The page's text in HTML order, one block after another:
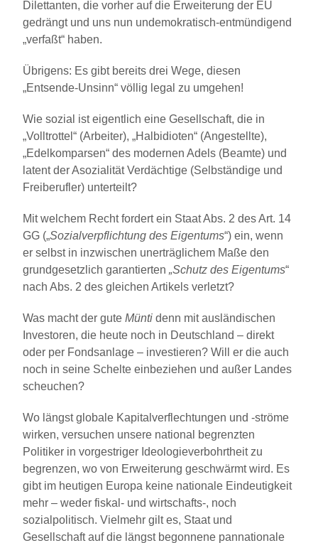
Dilettanten, die vorher auf die Erweiterung der EU
gedrängt und uns nun undemokratisch-entmündigend
„verfaßt“ haben.
Übrigens: Es gibt bereits drei Wege, diesen
„Entsende-Unsinn“ völlig legal zu umgehen!
Wie sozial ist eigentlich eine Gesellschaft, die in
„Volltrottel“ (Arbeiter), „Halbidioten“ (Angestellte),
„Edelkomparsen“ des modernen Adels (Beamte) und
latent der Asozialität Verdächtige (Selbständige und
Freiberufler) unterteilt?
Mit welchem Recht fordert ein Staat Abs. 2 des Art. 14
GG („Sozialverpflichtung des Eigentums“) ein, wenn
er selbst in inzwischen unerträglichem Maße den
grundgesetzlich garantierten„Schutz des Eigentums“
nach Abs. 2 des gleichen Artikels verletzt?
Was macht der guteMünti denn mit ausländischen
Investoren, die heute noch in Deutschland – direkt
oder per Fondsanlage – investieren? Will er die auch
noch in seine Schelte einbeziehen und außer Landes
scheuchen?
Wo längst globale Kapitalverflechtungen und -ströme
wirken, versuchen unsere national begrenzten
Politiker in vorgestriger Ideologieverbohrtheit zu
begrenzen, wo von Erweiterung geschwärmt wird. Es
gibt im heutigen Europa keine nationale Eindeutigkeit
mehr – weder fiskal- und wirtschafts-, noch
sozialpolitisch. Vielmehr gilt es, Staat und
Gesellschaft auf die längst begonnene pannationale